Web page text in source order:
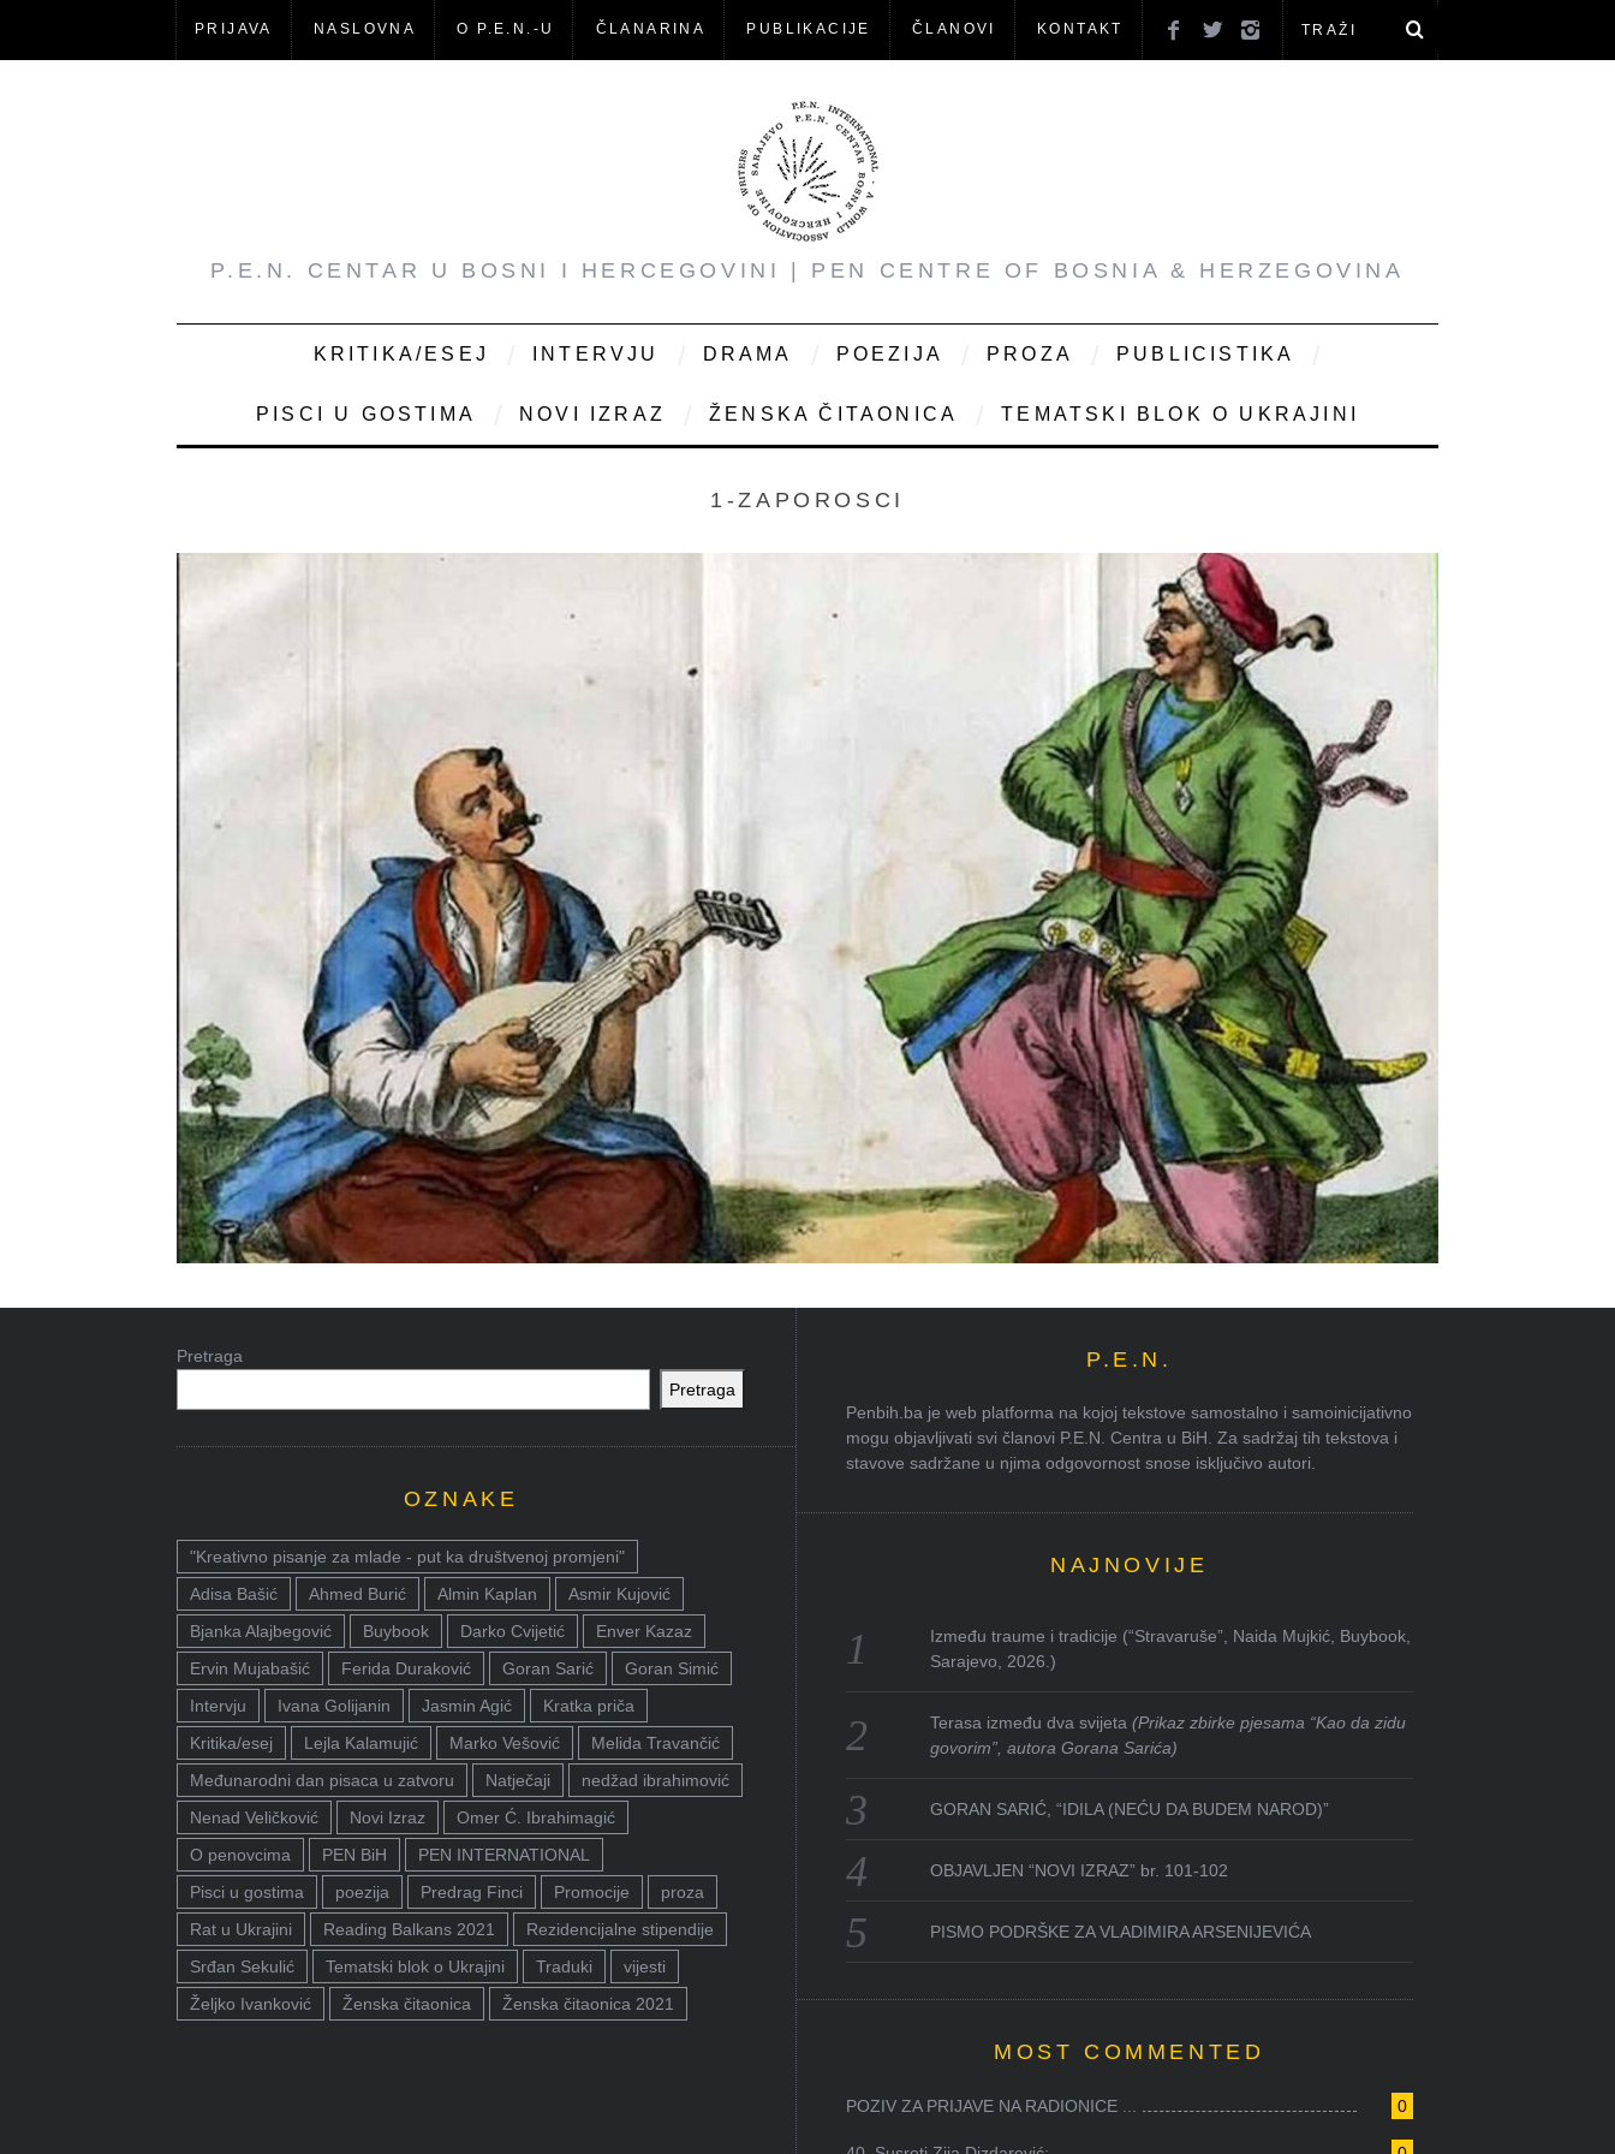
PRIJAVA NASLOVNA O P.E.N.-U ČLANARINA PUBLIKACIJE ČLANOVI KONTAKT
P.E.N. CENTAR U BOSNI I HERCEGOVINI | PEN CENTRE OF BOSNIA & HERZEGOVINA
KRITIKA/ESEJ INTERVJU DRAMA POEZIJA PROZA PUBLICISTIKA
PISCI U GOSTIMA NOVI IZRAZ ŽENSKA ČITAONICA TEMATSKI BLOK O UKRAJINI
1-ZAPOROSCI
Pretraga
Pretraga
OZNAKE
"Kreativno pisanje za mlade - put ka društvenoj promjeni"
Adisa Bašić
Ahmed Burić Almin Kaplan
Asmir Kujović
Bjanka Alajbegović
Buybook Darko Cvijetić
Enver Kazaz
Ervin Mujabašić
Ferida Duraković Goran Sarić
Goran Simić
Intervju
Ivana Golijanin Jasmin Agić
Kratka priča
Kritika/esej
Lejla Kalamujić Marko Vešović
Melida Travančić
Međunarodni dan pisaca u zatvoru
Natječaji
nedžad ibrahimović
Nenad Veličković
Novi Izraz
Omer Ć. Ibrahimagić
O penovcima
PEN BiH
PEN INTERNATIONAL
Pisci u gostima
poezija Predrag Finci Promocije
proza
Rat u Ukrajini
Reading Balkans 2021
Rezidencijalne stipendije
Srđan Sekulić
Tematski blok o Ukrajini Traduki
vijesti
Željko Ivanković
Ženska čitaonica Ženska čitaonica 2021
P.E.N.
Penbih.ba je web platforma na kojoj tekstove samostalno i samoinicijativno
mogu objavljivati svi članovi P.E.N. Centra u BiH. Za sadržaj tih tekstova i
stavove sadržane u njima odgovornost snose isključivo autori.
NAJNOVIJE
Između traume i tradicije (“Stravaruše”, Naida Mujkić, Buybook,
Sarajevo, 2026.)
Terasa između dva svijeta(Prikaz zbirke pjesama “Kao da zidu
govorim”, autora Gorana Sarića)
GORAN SARIĆ, “IDILA (NEĆU DA BUDEM NAROD)”
OBJAVLJEN “NOVI IZRAZ” br. 101-102
PISMO PODRŠKE ZA VLADIMIRA ARSENIJEVIĆA
MOST COMMENTED
0
POZIV ZA PRIJAVE NA RADIONICE ...